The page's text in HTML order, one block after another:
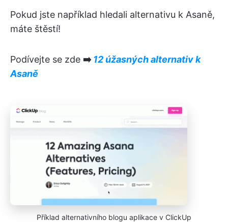
Pokud jste například hledali alternativu k Asaně,
máte štěstí!
Podívejte se zde ➡️12 úžasných alternativ k
Asaně
Příklad alternativního blogu aplikace v ClickUp